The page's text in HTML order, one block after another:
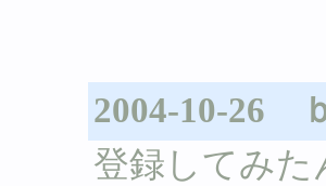
2004-10-26
登録してみ